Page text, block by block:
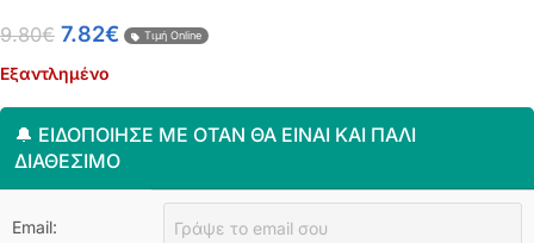
9.80€ 7.82€ Τιμή Online
Εξαντλημένο
🔔 ΕΙΔΟΠΟΊΗΣΈ ΜΕ ΌΤΑΝ ΘΑ ΕΊΝΑΙ ΚΑΙ ΠΆΛΙ
ΔΙΑΘΈΣΙΜΟ
Email: